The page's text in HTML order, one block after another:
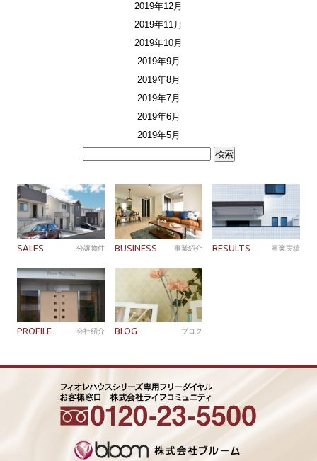
2019年12月
2019年11月
2019年10月
2019年9月
2019年8月
2019年7月
2019年6月
2019年5月
SALES 分譲物件 BUSINESS 事業紹介 RESULTS 事業実績
PROFILE 会社紹介 BLOG ブログ